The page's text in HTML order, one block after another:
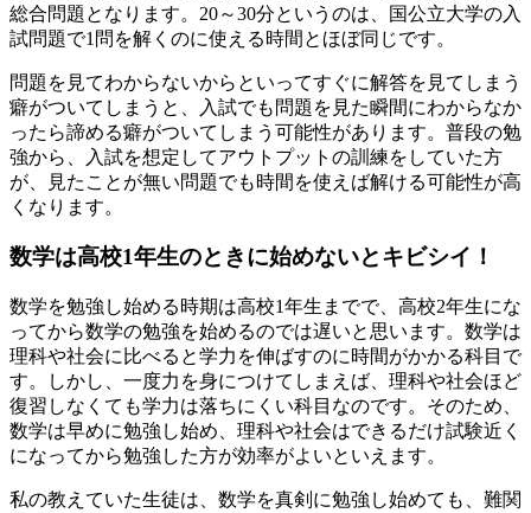
総合問題となります。20～30分というのは、国公立大学の入
試問題で1問を解くのに使える時間とほぼ同じです。
問題を見てわからないからといってすぐに解答を見てしまう
癖がついてしまうと、入試でも問題を見た瞬間にわからなか
ったら諦める癖がついてしまう可能性があります。普段の勉
強から、
入試を想定してアウトプットの訓練をしていた方
が、見たことが無い問題でも時間を使えば解ける可能性が高
くなります。
数学は高校1年生のときに始めないとキビシイ！
数学を勉強し始める時期は高校1年生までで、高校2年生にな
ってから数学の勉強を始めるのでは遅いと思います。数学は
理科や社会に比べると学力を伸ばすのに時間がかかる科目で
す。しかし、一度力を身につけてしまえば、理科や社会ほど
復習しなくても学力は落ちにくい科目なのです。そのため、
数学は早めに勉強し始め、 理科や社会はできるだけ試験近く
になってから勉強した方が効率がよいといえます。
私の教えていた生徒は、数学を真剣に勉強し始めても、難関